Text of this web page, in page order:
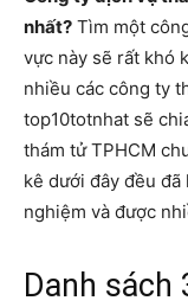
nhất? Tìm một
vực này sẽ rất khó
nhiều các công ty
top10totnhat sẽ
thám tử TPHCM
kê dưới đây đều
nghiệm và được
Danh sách